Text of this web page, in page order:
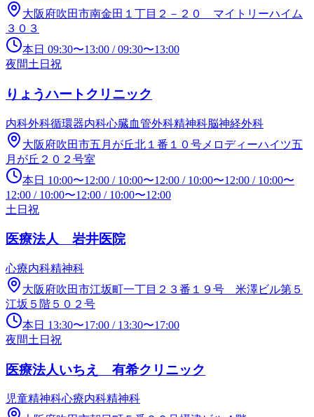
大阪府吹田市南金田１丁目２－２０ マイトリーハイム
３０３
本日 09:30〜13:00 /09:30〜13:00
夜間土日祝
りょうハートクリニック
内科外科循環器内科心臓血管外科精神科脳神経外科
大阪府吹田市五月が丘北１番１０号メロディーハイツ五
月が丘２０２号室
本日 10:00〜12:00 / 10:00〜12:00 / 10:00〜12:00 / 10:00〜
12:00 / 10:00〜12:00 / 10:00〜12:00
土日祝
医療法人 岩井医院
心療内科精神科
大阪府吹田市江坂町一丁目２３番１９号 米澤ビル第５
江坂５階５０２号
本日 13:30〜17:00 / 13:30〜17:00
夜間土日祝
医療法人いちえ 有希クリニック
児童精神科心療内科精神科